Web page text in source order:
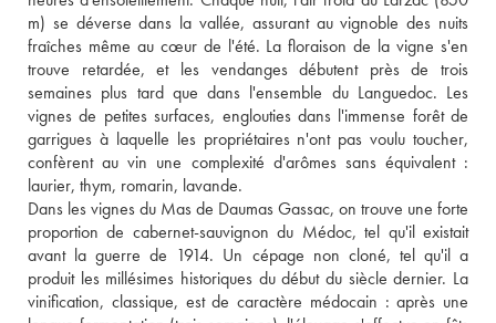
m) se déverse dans la vallée, assurant au vignoble des nuits
fraîches même au cœur de l'été. La floraison de la vigne s'en
trouve retardée, et les vendanges débutent près de trois
semaines plus tard que dans l'ensemble du Languedoc. Les
vignes de petites surfaces, englouties dans l'immense forêt de
garrigues à laquelle les propriétaires n'ont pas voulu toucher,
confèrent au vin une complexité d'arômes sans équivalent :
laurier, thym, romarin, lavande.
Dans les vignes du Mas de Daumas Gassac, on trouve une forte
proportion de cabernet-sauvignon du Médoc, tel qu'il existait
avant la guerre de 1914. Un cépage non cloné, tel qu'il a
produit les millésimes historiques du début du siècle dernier. La
vinification, classique, est de caractère médocain : après une